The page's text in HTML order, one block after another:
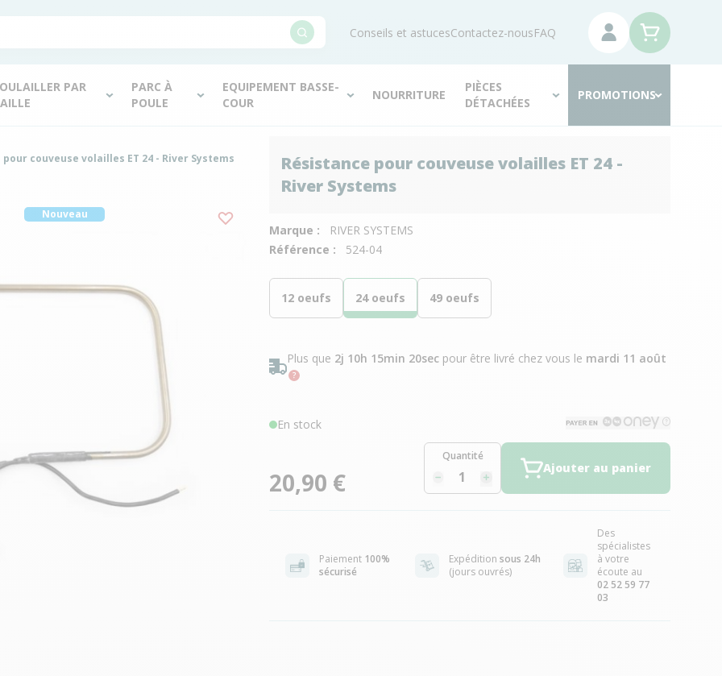
Conseils et astucesContactez-nousFAQ
PAR
PARC À
POULE
EQUIPEMENT BASSE-
COUR
NOURRITURE
PIÈCES
DÉTACHÉES
PROMOTIONS
Résistance pour couveuse volailles ET 24 -
River Systems
Marque :
RIVER SYSTEMS
Référence :
524-04
12 oeufs 24 oeufs 49 oeufs
Plus que 2j 10h 15min 19secpour être livré chez vous le mardi 11 août
En stock
20,90 €
Quantité
Ajouter au panier
Paiement 100%
sécurisé
Expédition sous 24h
(jours ouvrés)
Des
spécialistes
à votre
écoute au
02 52 59 77
03
couveuse volailles ET 24 - River Systems
Nouveau